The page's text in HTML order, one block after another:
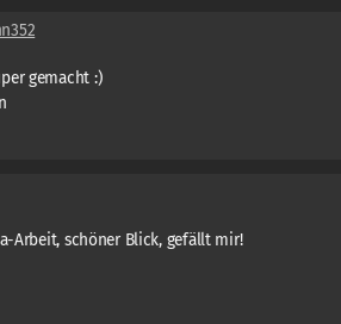
gemacht :)
Arbeit, schöner Blick, gefällt mir!